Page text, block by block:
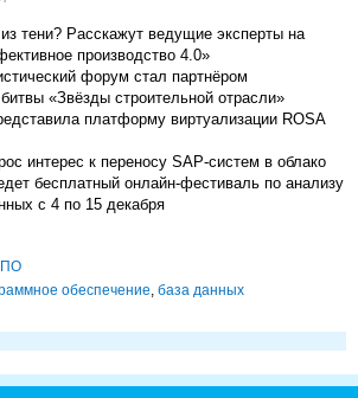
тени? Расскажут ведущие эксперты на
производство 4.0»
форум стал партнёром
«Звёзды строительной отрасли»
платформу виртуализации ROSA
интерес к переносу SAP-систем в облако
бесплатный онлайн-фестиваль по анализу
с 4 по 15 декабря
ПО
обеспечение, база данных